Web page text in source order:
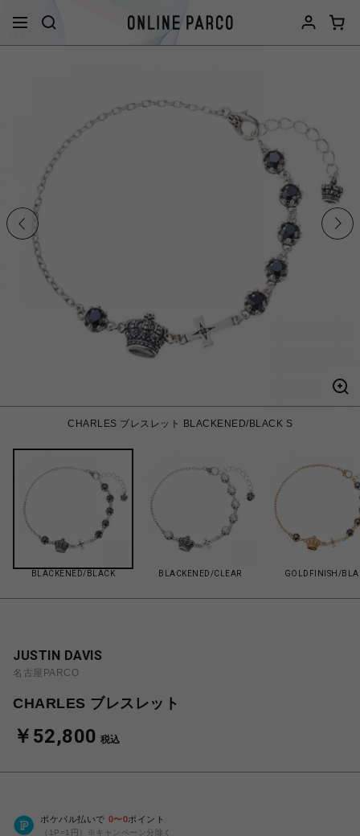
CHARLES ブレスレット BLACKENED/BLACK S
BLACKENED/BLACK BLACKENED/CLEAR GOLDFINISH/
JUSTIN DAVIS
名古屋PARCO
CHARLES ブレスレット
￥52,800 税込
ポケパル払いで 0〜0ポイント
（1P=1円）※キャンペーン分除く